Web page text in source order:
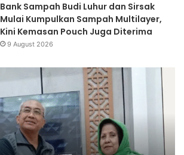
Bank Sampah Budi Luhur dan Sirsak
Mulai Kumpulkan Sampah Multilayer,
Kini Kemasan Pouch Juga Diterima
9 August 2026